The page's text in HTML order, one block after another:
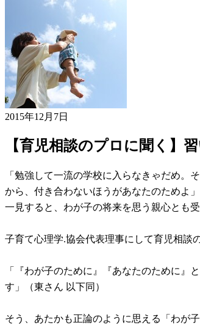
2015年12月7日
【育児相談のプロに聞く】
「勉強して一流の学校に入らなきゃだめ
から、付き合わないほうがあなたのためよ」
一見すると、わが子の将来を思う親心とも
子育て心理学.協会代表理事にして育児相談
「『わが子のために』『あなたのために』
す」（東さん 以下同）
そう、あたかも正論のように思える「わが